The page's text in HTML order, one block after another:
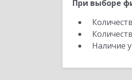
При выборе
Наличие